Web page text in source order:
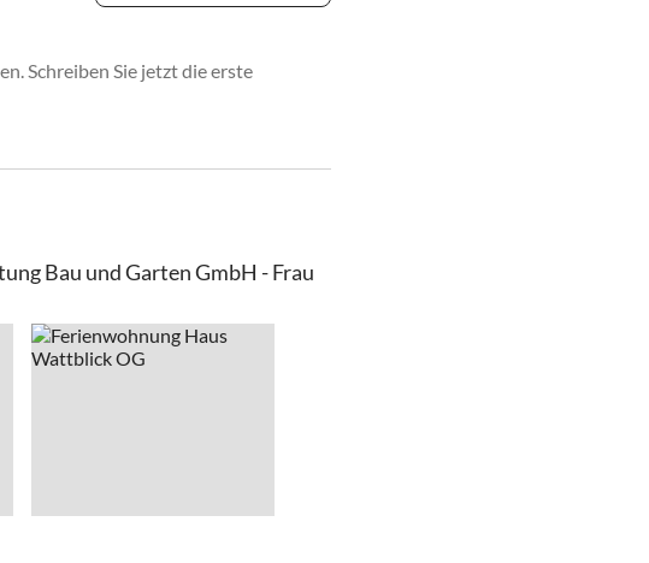
Schreiben Sie jetzt die erste
Bau und Garten GmbH - Frau